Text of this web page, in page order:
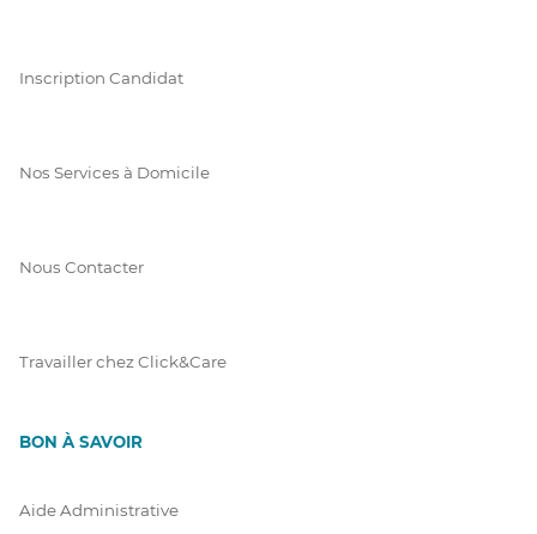
Inscription Candidat
Nos Services à Domicile
Nous Contacter
Travailler chez Click&Care
BON À SAVOIR
Aide Administrative